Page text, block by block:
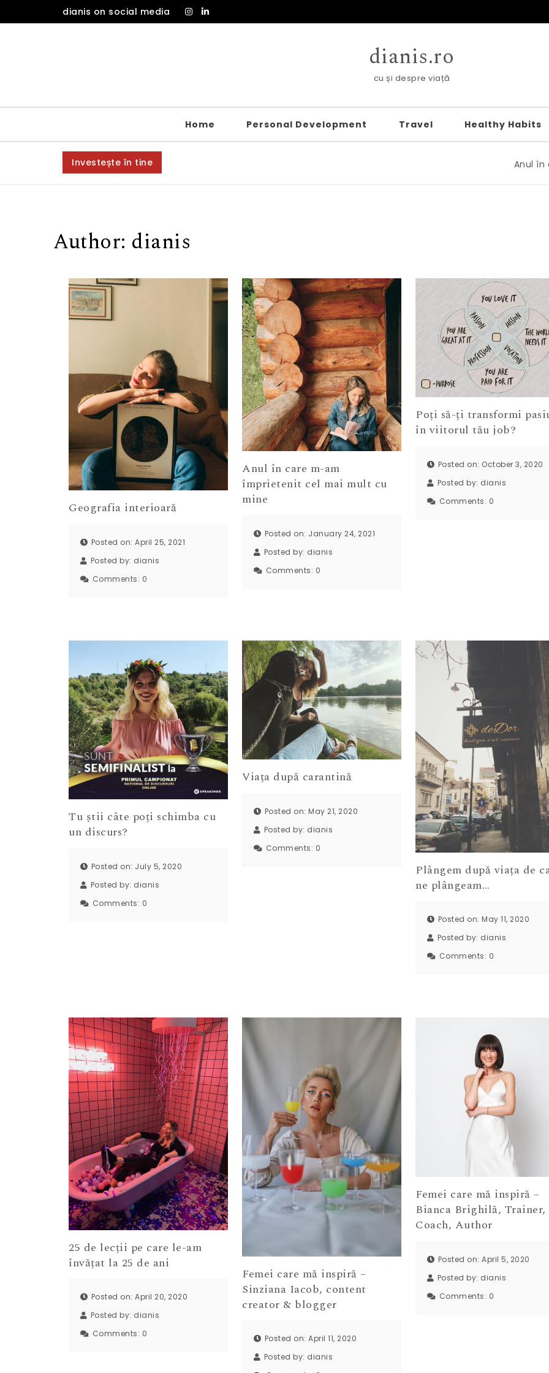
Skip to contentdianis on social media
dianis.ro
cu și despre viață
Home Personal Development Travel Healthy Habits
Investește în tine Anul în care
Author: dianis
Geografia interioară
Posted on: April 25, 2021
Posted by: dianis
Comments: 0
Anul în care m-am
împrietenit cel mai mult cu
mine
Posted on: January 24, 2021
Posted by: dianis
Comments: 0
Poți să-ți transformi
în viitorul tău job?
Posted on: October 3, 2020
Posted by: dianis
Comments: 0
Tu știi câte poți schimba cu
un discurs?
Posted on: July 5, 2020
Posted by: dianis
Comments: 0
Viața după carantină
Posted on: May 21, 2020
Posted by: dianis
Comments: 0
Plângem după viața de
ne plângeam…
Posted on: May 11, 2020
Posted by: dianis
Comments: 0
25 de lecții pe care le-am
învățat la 25 de ani
Posted on: April 20, 2020
Posted by: dianis
Comments: 0
Femei care mă inspiră –
Sinziana Iacob, content
creator & blogger
Posted on: April 11, 2020
Posted by: dianis
Femei care mă inspiră –
Bianca Brighilă, Trainer,
Coach, Author
Posted on: April 5, 2020
Posted by: dianis
Comments: 0